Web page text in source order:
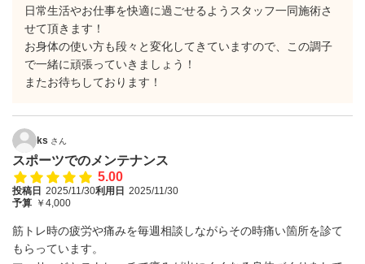
日常生活やお仕事を快適に過ごせるようスタッフ一同施術さ
せて頂きます！
お身体の使い方も段々と変化してきていますので、この調子
で一緒に頑張っていきましょう！
またお待ちしております！
ks さん
スポーツでのメンテナンス
5.00
投稿日 2025/11/30利用日 2025/11/30
予算 ￥4,000
筋トレ時の疲労や痛みを毎週相談しながらその時痛い箇所を診て
もらっています。